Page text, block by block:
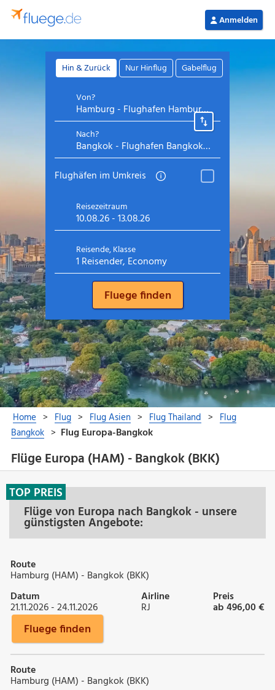
Flüge Europa (HAM) - Bangkok (BKK)
Flüge von Europa nach Bangkok - unsere
günstigsten Angebote:
TOP PREIS
Route
Hamburg (HAM) - Bangkok (BKK)
Datum
21.11.2026 - 24.11.2026
Airline
RJ
Preis
ab 496,00 €
Fluege finden
Route
Hamburg (HAM) - Bangkok (BKK)